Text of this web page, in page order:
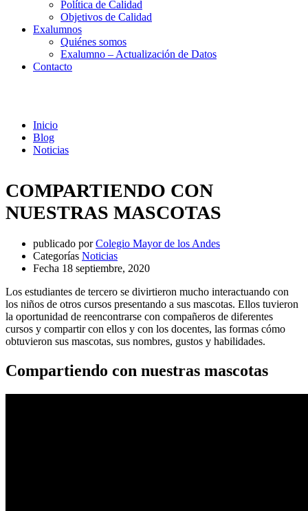
Política de Calidad
Objetivos de Calidad
Exalumnos
Quiénes somos
Exalumno – Actualización de Datos
Contacto
Inicio
Blog
Noticias
COMPARTIENDO CON
NUESTRAS MASCOTAS
publicado por Colegio Mayor de los Andes
Categorías Noticias
Fecha 18 septiembre, 2020
Los estudiantes de tercero se divirtieron mucho interactuando con
los niños de otros cursos presentando a sus mascotas. Ellos tuvieron
la oportunidad de reencontrarse con compañeros de diferentes
cursos y compartir con ellos y con los docentes, las formas cómo
obtuvieron sus mascotas, sus nombres, gustos y habilidades.
Compartiendo con nuestras mascotas